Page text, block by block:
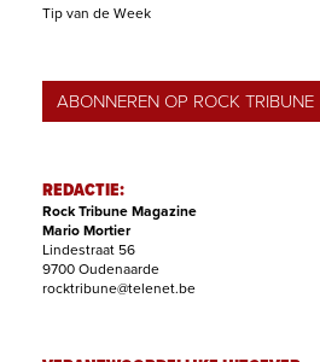
Tip van de Week
ABONNEREN OP ROCK TRIBUNE
REDACTIE:
Rock Tribune Magazine
Mario Mortier
Lindestraat 56
9700 Oudenaarde
rocktribune@telenet.be